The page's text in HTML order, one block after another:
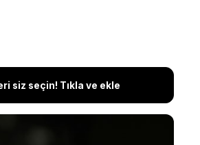
siz seçin! Tıkla ve ekle